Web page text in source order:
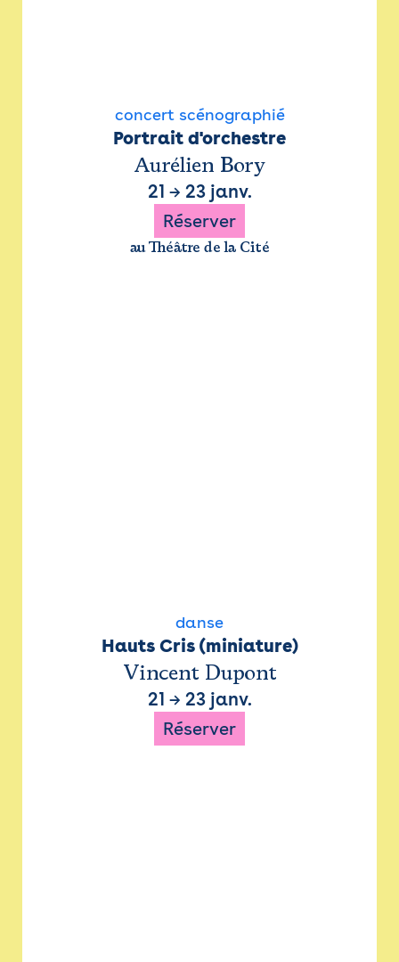
concert scénographié
Portrait d'orchestre
Aurélien Bory
21 → 23 janv.
Réserver
au Théâtre de la Cité
danse
Hauts Cris (miniature)
Vincent Dupont
21 → 23 janv.
Réserver